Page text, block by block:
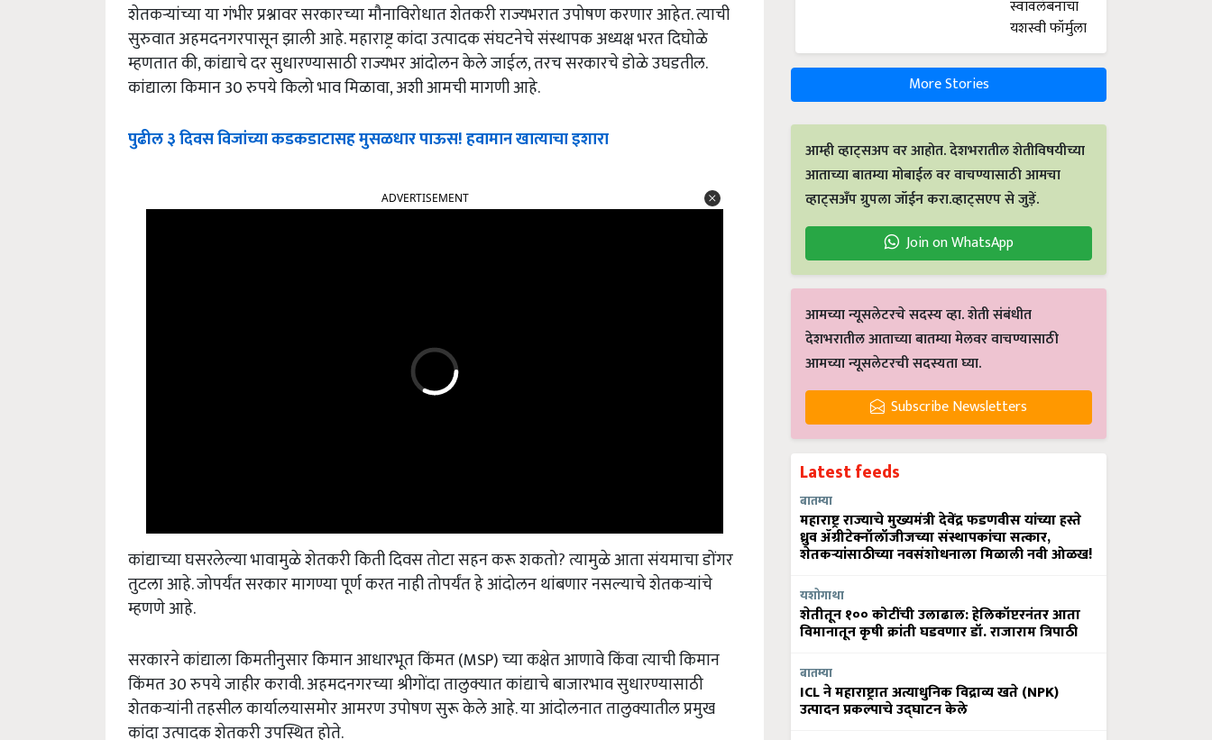
शेतकऱ्यांच्या या गंभीर प्रश्नावर सरकारच्या मौनाविरोधात शेतकरी राज्यभरात उपोषण करणार आहेत. त्याची
सुरुवात अहमदनगरपासून झाली आहे. महाराष्ट्र कांदा उत्पादक संघटनेचे संस्थापक अध्यक्ष भरत दिघोळे
म्हणतात की, कांद्याचे दर सुधारण्यासाठी राज्यभर आंदोलन केले जाईल, तरच सरकारचे डोळे उघडतील.
कांद्याला किमान 30 रुपये किलो भाव मिळावा, अशी आमची मागणी आहे.
पुढील ३ दिवस विजांच्या कडकडाटासह मुसळधार पाऊस! हवामान खात्याचा इशारा
कांद्याच्या घसरलेल्या भावामुळे शेतकरी किती दिवस तोटा सहन करू शकतो? त्यामुळे आता संयमाचा डोंगर
तुटला आहे. जोपर्यंत सरकार मागण्या पूर्ण करत नाही तोपर्यंत हे आंदोलन थांबणार नसल्याचे शेतकऱ्यांचे
म्हणणे आहे.
सरकारने कांद्याला किमतीनुसार किमान आधारभूत किंमत (MSP) च्या कक्षेत आणावे किंवा त्याची किमान
किंमत 30 रुपये जाहीर करावी. अहमदनगरच्या श्रीगोंदा तालुक्यात कांद्याचे बाजारभाव सुधारण्यासाठी
शेतकऱ्यांनी तहसील कार्यालयासमोर आमरण उपोषण सुरू केले आहे. या आंदोलनात तालुक्यातील प्रमुख
कांदा उत्पादक शेतकरी उपस्थित होते.
More Stories
आम्ही व्हाट्सअप वर आहोत. देशभरातील शेतीविषयीच्या
आताच्या बातम्या मोबाईल वर वाचण्यासाठी आमचा
व्हाट्सअँप ग्रुपला जॉईन करा.व्हाट्सएप से जुड़ें.
Join on WhatsApp
आमच्या न्यूसलेटरचे सदस्य व्हा. शेती संबंधीत
देशभरातील आताच्या बातम्या मेलवर वाचण्यासाठी
आमच्या न्यूसलेटरची सदस्यता घ्या.
Subscribe Newsletters
Latest feeds
बातम्या
महाराष्ट्र राज्याचे मुख्यमंत्री देवेंद्र फडणवीस यांच्या हस्ते
ध्रुव ॲग्रीटेक्नॉलॉजीजच्या संस्थापकांचा सत्कार,
शेतकऱ्यांसाठीच्या नवसंशोधनाला मिळाली नवी ओळख!
यशोगाथा
शेतीतून १०० कोटींची उलाढाल: हेलिकॉप्टरनंतर आता
विमानातून कृषी क्रांती घडवणार डॉ. राजाराम त्रिपाठी
बातम्या
ICL ने महाराष्ट्रात अत्याधुनिक विद्राव्य खते (NPK)
उत्पादन प्रकल्पाचे उद्घाटन केले